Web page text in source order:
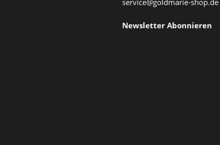
service@goldmarie-shop.de
Newsletter Abonnieren